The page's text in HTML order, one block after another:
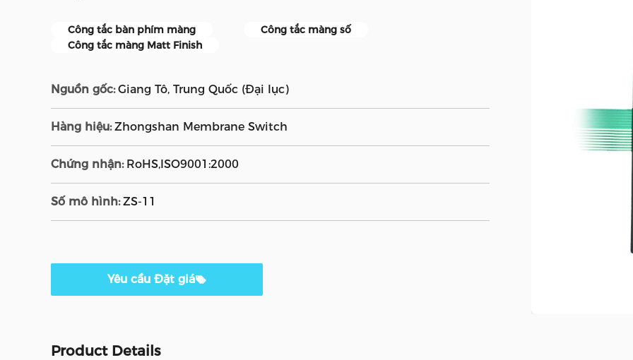
Công tắc bàn phím màng
Công tắc màng số
Công tắc màng Matt Finish
Nguồn gốc: Giang Tô, Trung Quốc (Đại lục)
Hàng hiệu: Zhongshan Membrane Switch
Chứng nhận: RoHS,ISO9001:2000
Số mô hình: ZS-11
Yêu cầu Đặt giá
Product Details